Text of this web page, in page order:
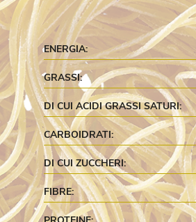
ENERGIA:
GRASSI:
DI CUI ACIDI GRASSI SATURI:
CARBOIDRATI:
DI CUI ZUCCHERI:
FIBRE: